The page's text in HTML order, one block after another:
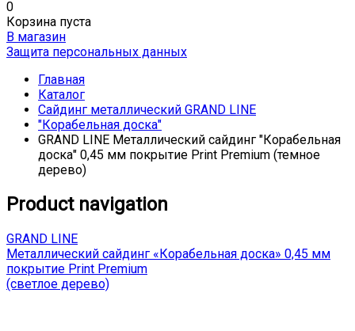
0
Корзина пуста
В магазин
Защита персональных данных
Главная
Каталог
Сайдинг металлический GRAND LINE
"Корабельная доска"
GRAND LINE Металлический сайдинг "Корабельная
доска" 0,45 мм покрытие Print Premium (темное
дерево)
Product navigation
GRAND LINE
Металлический сайдинг «Корабельная доска» 0,45 мм
покрытие Print Premium
(светлое дерево)